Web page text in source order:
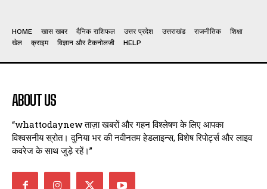
HOME खास खबर दैनिक राशिफल उत्तर प्रदेश उत्तराखंड राजनीतिक
शिक्षा
खेल
क्राइम विज्ञान और टैकनोलजी HELP
ABOUT US
“whattodaynew ताज़ा खबरों और गहन विश्लेषण के लिए आपका
विश्वसनीय स्रोत। दुनिया भर की नवीनतम हेडलाइन्स, विशेष रिपोर्ट्स और लाइव
कवरेज के साथ जुड़े रहें।”